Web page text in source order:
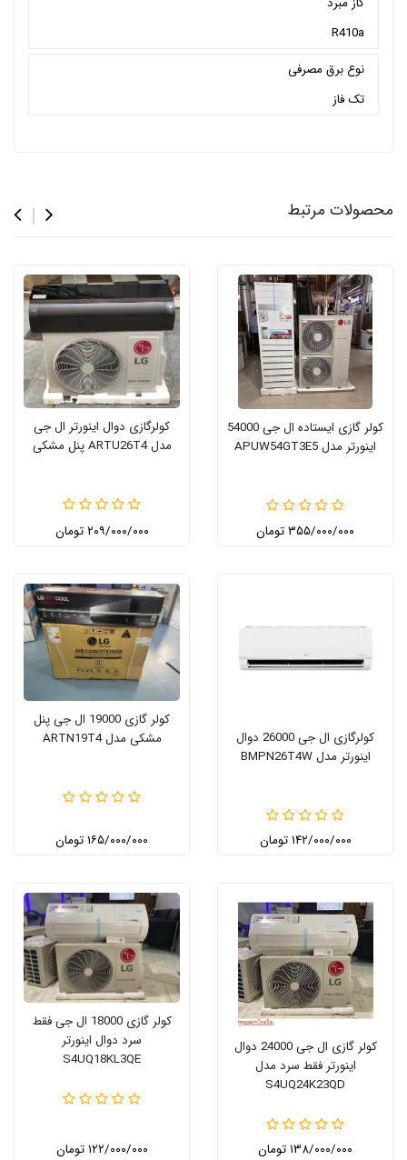
R410a
نوع برق مصرفی
تک فاز
محصولات مرتبط
کولر گازی ایستاده ال جی 54000
اینورتر مدل APUW54GT3E5
۳۵۵/۰۰۰/۰۰۰ تومان
کولرگازی دوال اینورتر ال جی
مدل ARTU26T4 پنل مشکی
۲۰۹/۰۰۰/۰۰۰ تومان
کولرگازی ال جی 26000 دوال
اینورتر مدل BMPN26T4W
۱۴۲/۰۰۰/۰۰۰ تومان
کولر گازی 19000 ال جی پنل
مشکی مدل ARTN19T4
۱۶۵/۰۰۰/۰۰۰ تومان
کولر گازی ال جی 24000 دوال
اینورتر فقط سرد مدل
S4UQ24K23QD
۱۳۸/۰۰۰/۰۰۰ تومان
کولر گازی 18000 ال جی فقط
سرد دوال اینورتر
S4UQ18KL3QE
۱۲۲/۰۰۰/۰۰۰ تومان